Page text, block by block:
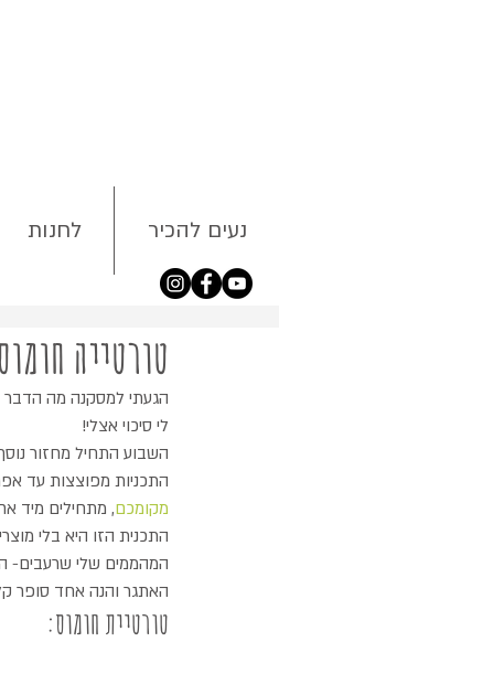
נעים להכיר לחנות
טורטייה
הגעתי למסקנה מה הדבר
לי סיכוי אצלי!
השבוע התחיל מחזור
התכניות מפוצצות עד
מקומכם, מתחילים מיד
התכנית הזו היא בלי
המהממים שלי שרעבים-
האתגר והנה אחד סופר
טורטיית חומוס: